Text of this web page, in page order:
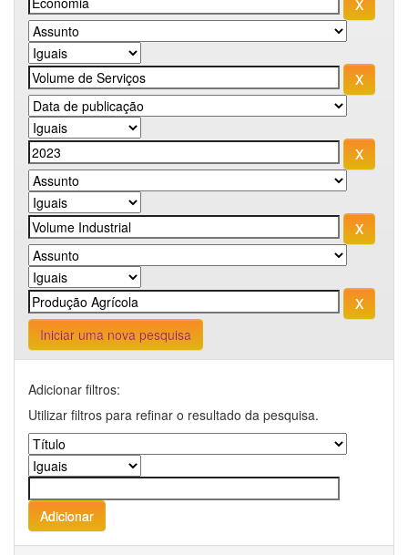
Iniciar uma nova pesquisa
Adicionar filtros:
Utilizar filtros para refinar o resultado da pesquisa.